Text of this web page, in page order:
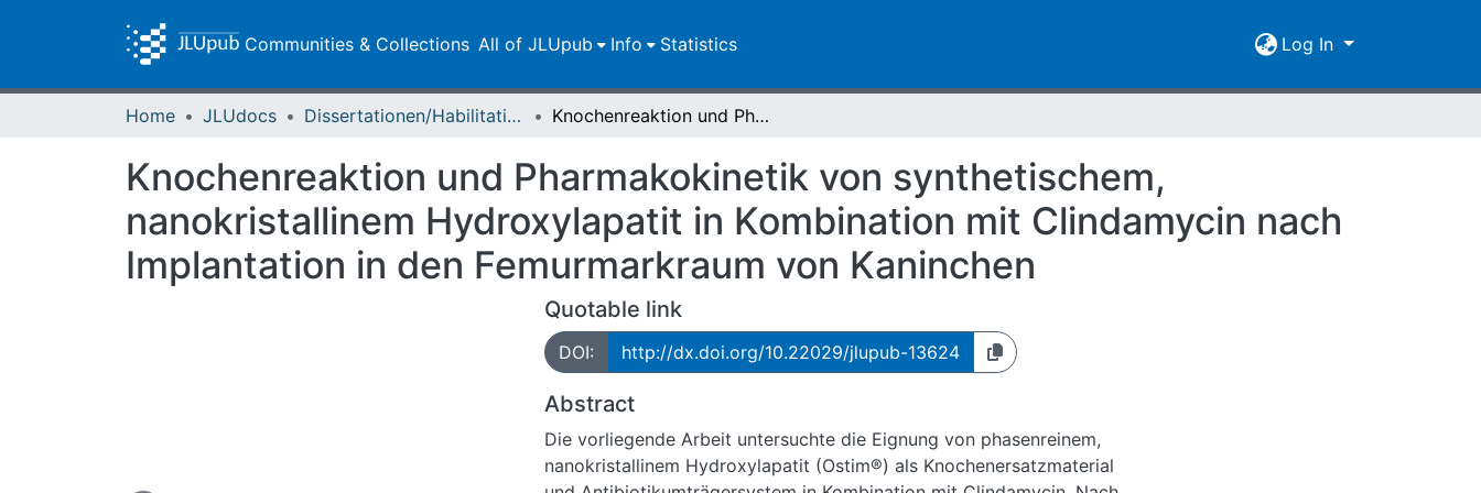
Communities & Collections All of JLUpub Info Statistics Log In
Home JLUdocs Dissertationen/Habilitationen Knochenreaktion und Pharmakokinetik von synthetischem, nanokristallinem Hydroxylapatit in Kombination mit Clindamycin nach Implantation in den Femurmarkraum von Kaninchen
Knochenreaktion und Pharmakokinetik von synthetischem,
nanokristallinem Hydroxylapatit in Kombination mit Clindamycin nach
Implantation in den Femurmarkraum von Kaninchen
Quotable link
DOI: http://dx.doi.org/10.22029/jlupub-13624
Abstract
Die vorliegende Arbeit untersuchte die Eignung von phasenreinem,
nanokristallinem Hydroxylapatit (Ostim®) als Knochenersatzmaterial